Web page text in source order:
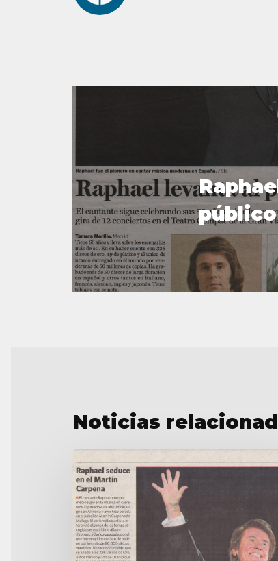
Noticias
seduce
en
el
Martín
Carpena